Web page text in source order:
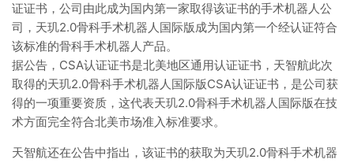
证证书，公司由此成为国内第一家取得该证书的手术机器人公
司，天玑2.0骨科手术机器人国际版成为国内第一个经认证符合
该标准的骨科手术机器人产品。
据公告，CSA认证证书是北美地区通用认证证书，天智航此次
取得的天玑2.0骨科手术机器人国际版CSA认证证书，是公司获
得的一项重要资质，这代表天玑2.0骨科手术机器人国际版在技
术方面完全符合北美市场准入标准要求。
天智航还在公告中指出，该证书的获取为天玑2.0骨科手术机器